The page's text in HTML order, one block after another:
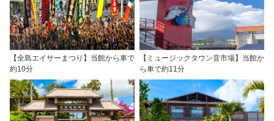
【全島エイサーまつり】当館から車で
約10分
【ミュージックタウン音市場】当館か
ら車で約11分